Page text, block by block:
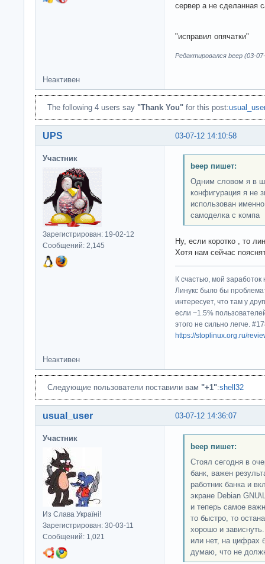
сервер а не сделанная
"исправил опячатки"
Редактировался beep (03-
Неактивен
The following 4 users say "Thank You" for this post:usual_user
03-07-12 14:10:58
UPS
Участник
Зарегистрирован: 19-02-12
Сообщений: 2,145
beep пишет:
Одним словом я в
конфигурация я не
использован
самоделка с компа
Ну, если коротко , то
Хотя нам сейчас
К счастью, мой
Линукс было бы
интересует, что там у
если ~1.5%
этого не сильно легче.
https://stoplinux.org.ru/
Неактивен
Следующие пользователи поставили вам "+1":shell32
03-07-12 14:36:07
usual_user
Участник
Из Слава Україні!
Зарегистрирован: 30-03-11
Сообщений: 1,021
beep пишет:
Стоял сегодня в
банк, важен
работник банка и
экране Debian
и теперь самое
то быстро, то
хорошо и
или нет, на цифрах
думаю, что не